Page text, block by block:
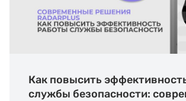
Как повысить
службы безопасности: